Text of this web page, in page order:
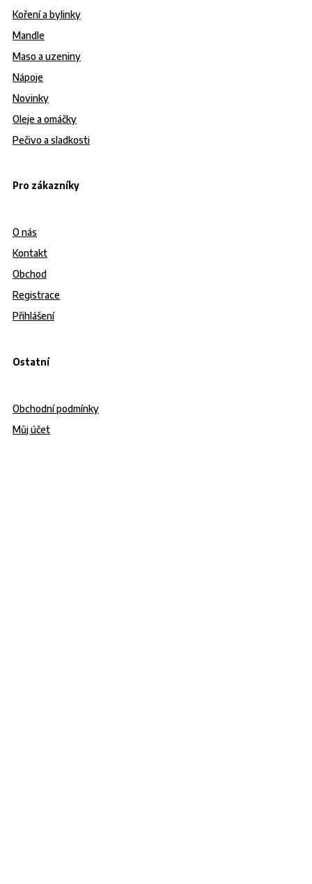
Koření a bylinky
Mandle
Maso a uzeniny
Nápoje
Novinky
Oleje a omáčky
Pečivo a sladkosti
Pro zákazníky
O nás
Kontakt
Obchod
Registrace
Přihlášení
Ostatní
Obchodní podmínky
Můj účet